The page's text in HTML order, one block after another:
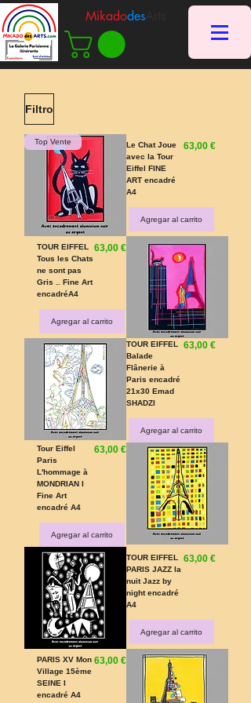
Mikadodes
Filtro
Top Vente
Le Chat Joue
avec la Tour
Eiffel FINE
ART encadré
A4
Precio
63,00 €
Agregar al carrito
TOUR EIFFEL
Tous les Chats
ne sont pas
Gris .. Fine Art
encadréA4
Precio
63,00 €
Agregar al carrito
TOUR EIFFEL
Balade
Flânerie à
Paris encadré
21x30 Emad
SHADZI
Precio
63,00 €
Agregar al carrito
Tour Eiffel
Paris
L'hommage à
MONDRIAN I
Fine Art
encadré A4
Precio
63,00 €
Agregar al carrito
TOUR EIFFEL
PARIS JAZZ la
nuit Jazz by
night encadré
A4
Precio
63,00 €
Agregar al carrito
PARIS XV Mon
Village 15ème
SEINE I
encadré A4
Precio
63,00 €